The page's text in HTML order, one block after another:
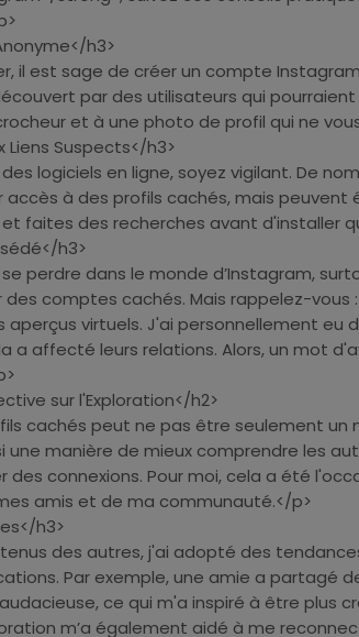
h3>
il est sage de créer un compte
par des utilisateurs qui
et à une photo de profil qui ne
Suspects</h3>
logiciels en ligne, soyez vigilant. De
à des profils cachés, mais peuvent
faites des recherches avant d'installer
h3>
perdre dans le monde d’Instagram,
comptes cachés. Mais rappelez-vous
virtuels. J'ai personnellement eu
a affecté leurs relations. Alors, un mot
sur l'Exploration</h2>
cachés peut ne pas être seulement un
une manière de mieux comprendre les
connexions. Pour moi, cela a été
amis et de ma communauté.</p>
h3>
des autres, j'ai adopté des
Par exemple, une amie a partagé
ce qui m'a inspiré à être plus
m’a également aidé à me